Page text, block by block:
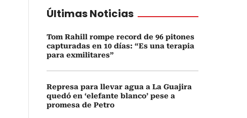
Últimas Noticias
Tom Rahill rompe record de 96 pitones
capturadas en 10 días: “Es una terapia
para exmilitares”
Represa para llevar agua a La Guajira
quedó en ‘elefante blanco’ pese a
promesa de Petro